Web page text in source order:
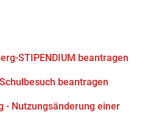
STIPENDIUM beantragen
beantragen
- Nutzungsänderung einer